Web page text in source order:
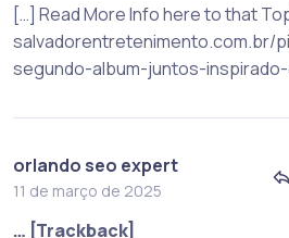
[…] Read More Info here to that
salvadorentretenimento.com.br/
segundo-album-juntos-
orlando seo expert
11 de março de 2025
… [Trackback]